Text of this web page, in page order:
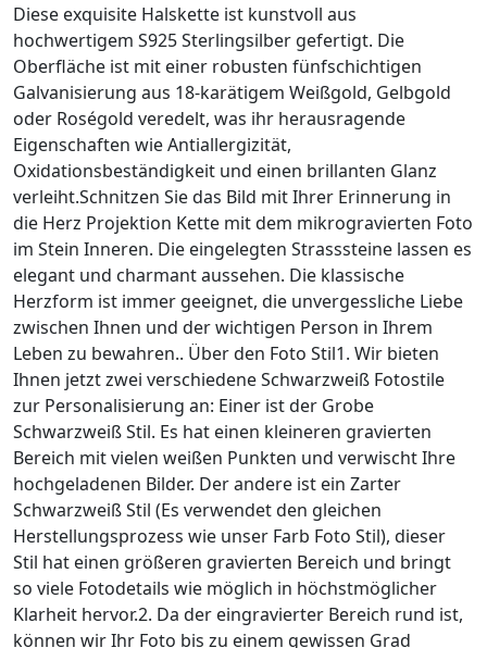
Diese exquisite Halskette ist kunstvoll aus
hochwertigem S925 Sterlingsilber gefertigt. Die
Oberfläche ist mit einer robusten fünfschichtigen
Galvanisierung aus 18-karätigem Weißgold, Gelbgold
oder Roségold veredelt, was ihr herausragende
Eigenschaften wie Antiallergizität,
Oxidationsbeständigkeit und einen brillanten Glanz
verleiht.Schnitzen Sie das Bild mit Ihrer Erinnerung in
die Herz Projektion Kette mit dem mikrogravierten Foto
im Stein Inneren. Die eingelegten Strasssteine lassen es
elegant und charmant aussehen. Die klassische
Herzform ist immer geeignet, die unvergessliche Liebe
zwischen Ihnen und der wichtigen Person in Ihrem
Leben zu bewahren.. Über den Foto Stil1. Wir bieten
Ihnen jetzt zwei verschiedene Schwarzweiß Fotostile
zur Personalisierung an: Einer ist der Grobe
Schwarzweiß Stil. Es hat einen kleineren gravierten
Bereich mit vielen weißen Punkten und verwischt Ihre
hochgeladenen Bilder. Der andere ist ein Zarter
Schwarzweiß Stil (Es verwendet den gleichen
Herstellungsprozess wie unser Farb Foto Stil), dieser
Stil hat einen größeren gravierten Bereich und bringt
so viele Fotodetails wie möglich in höchstmöglicher
Klarheit hervor.2. Da der eingravierter Bereich rund ist,
können wir Ihr Foto bis zu einem gewissen Grad